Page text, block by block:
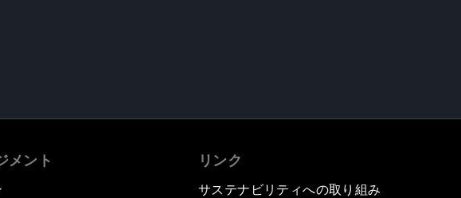
メント リンク
サステナビリティへの取り組み